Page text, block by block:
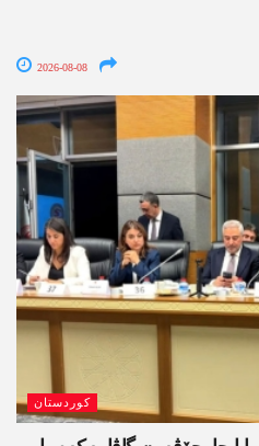
2026-08-08
کوردستان